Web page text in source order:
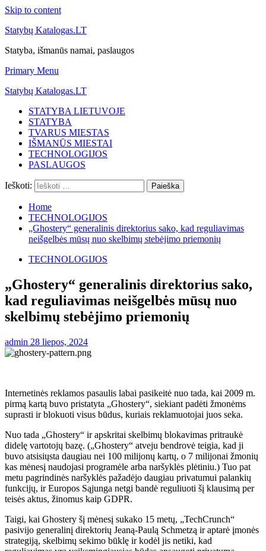
Skip to content
Statybų Katalogas.LT
Statyba, išmanūs namai, paslaugos
Primary Menu
Statybų Katalogas.LT
STATYBA LIETUVOJE
STATYBA
TVARUS MIESTAS
IŠMANŪS MIESTAI
TECHNOLOGIJOS
PASLAUGOS
Ieškoti:
Home
TECHNOLOGIJOS
„Ghostery“ generalinis direktorius sako, kad reguliavimas
neišgelbės mūsų nuo skelbimų stebėjimo priemonių
TECHNOLOGIJOS
„Ghostery“ generalinis direktorius sako,
kad reguliavimas neišgelbės mūsų nuo
skelbimų stebėjimo priemonių
admin 28 liepos, 2024
Internetinės reklamos pasaulis labai pasikeitė nuo tada, kai 2009 m.
pirmą kartą buvo pristatyta „Ghostery“, siekiant padėti žmonėms
suprasti ir blokuoti visus būdus, kuriais reklamuotojai juos seka.
Nuo tada „Ghostery“ ir apskritai skelbimų blokavimas pritraukė
didelę vartotojų bazę. („Ghostery“ atveju bendrovė teigia, kad ji
buvo atsisiųsta daugiau nei 100 milijonų kartų, o 7 milijonai žmonių
kas mėnesį naudojasi programėle arba naršyklės plėtiniu.) Tuo pat
metu pagrindinės naršyklės pažadėjo daugiau privatumui palankių
funkcijų, ir Europos Sąjunga netgi bandė reguliuoti šį klausimą per
teisės aktus, žinomus kaip GDPR.
Taigi, kai Ghostery šį mėnesį sukako 15 metų, „TechCrunch“
pasivijo generalinį direktorių Jeaną-Paulą Schmetzą ir aptarė įmonės
strategiją, skelbimų sekimo būklę ir kodėl jis netiki, kad